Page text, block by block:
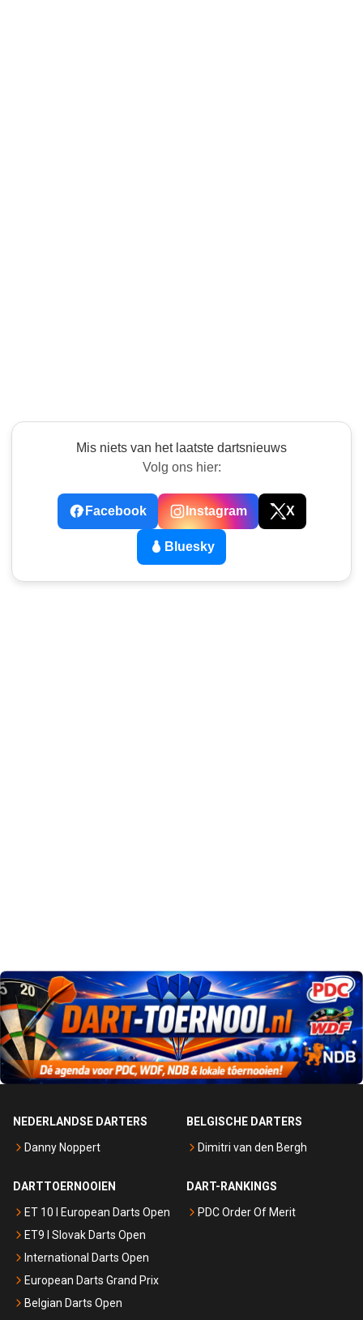
Mis niets van het laatste dartsnieuws
Volg ons hier:
Facebook Instagram X
Bluesky
NEDERLANDSE DARTERS
Danny Noppert
BELGISCHE DARTERS
Dimitri van den Bergh
DARTTOERNOOIEN
ET 10 I European Darts Open
ET9 I Slovak Darts Open
International Darts Open
European Darts Grand Prix
Belgian Darts Open
DART-RANKINGS
PDC Order Of Merit